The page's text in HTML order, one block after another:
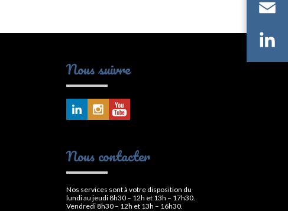
Nous suivre
Nous contacter
Nos services sont à votre disposition du
lundi au jeudi 8h30 – 12h et 13h – 17h30.
Vendredi 8h30 – 12h et 13h – 16h30.